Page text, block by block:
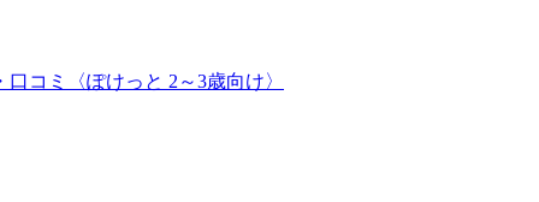
コミ〈ぽけっと 2～3歳向け〉